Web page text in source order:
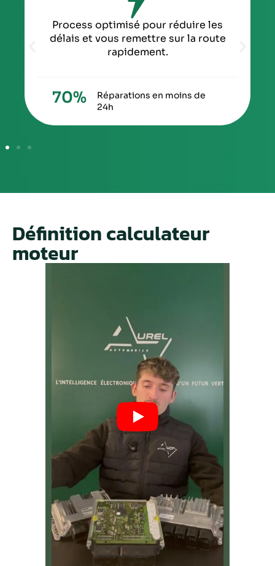
Process optimisé pour réduire les
délais et vous remettre sur la route
rapidement.
Réparations en moins de
24h
70%
Définition calculateur
moteur